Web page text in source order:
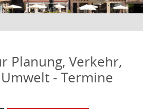
Planung, Verkehr,
- Termine